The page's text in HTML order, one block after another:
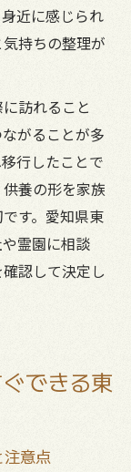
近に感じられ
持ちの整理が
訪れること
がることが多
行したことで
養の形を家族
す。愛知県東
霊園に相談
認して決定し
できる東
意点